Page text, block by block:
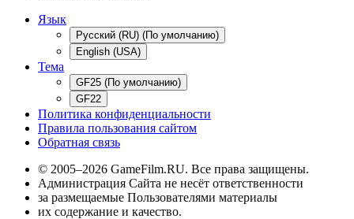
Язык
Русский (RU) (По умолчанию)
English (USA)
Тема
GF25 (По умолчанию)
GF22
Политика конфиденциальности
Правила пользования сайтом
Обратная связь
© 2005–2026 GameFilm.RU. Все права защищены.
Администрация Сайта не несёт ответственности
за размещаемые Пользователями материалы
их содержание и качество.